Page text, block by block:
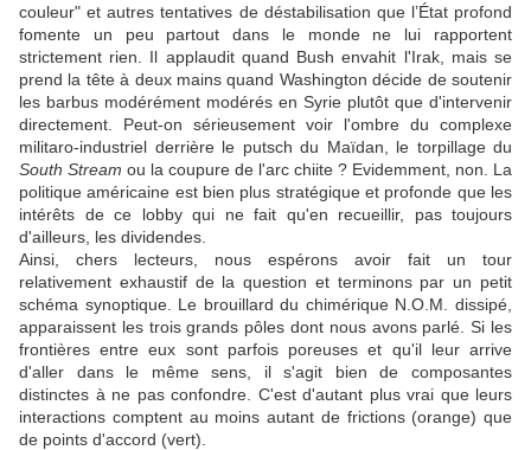
couleur" et autres tentatives de déstabilisation que l’État profond
fomente un peu partout dans le monde ne lui rapportent
strictement rien. Il applaudit quand Bush envahit l'Irak, mais se
prend la tête à deux mains quand Washington décide de soutenir
les barbus modérément modérés en Syrie plutôt que d'intervenir
directement. Peut-on sérieusement voir l'ombre du complexe
militaro-industriel derrière le putsch du Maïdan, le torpillage du
South Stream ou la coupure de l'arc chiite ? Evidemment, non. La
politique américaine est bien plus stratégique et profonde que les
intérêts de ce lobby qui ne fait qu'en recueillir, pas toujours
d'ailleurs, les dividendes.
Ainsi, chers lecteurs, nous espérons avoir fait un tour
relativement exhaustif de la question et terminons par un petit
schéma synoptique. Le brouillard du chimérique N.O.M. dissipé,
apparaissent les trois grands pôles dont nous avons parlé. Si les
frontières entre eux sont parfois poreuses et qu'il leur arrive
d'aller dans le même sens, il s'agit bien de composantes
distinctes à ne pas confondre. C'est d'autant plus vrai que leurs
interactions comptent au moins autant de frictions (orange) que
de points d'accord (vert).